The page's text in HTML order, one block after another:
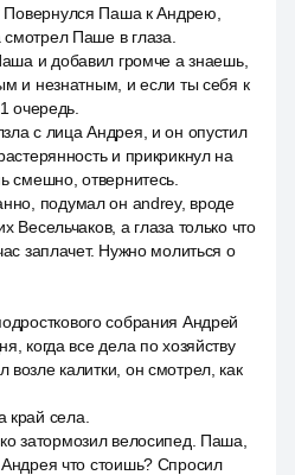
Повернулся Паша к Андрею,
Паше в глаза.
и добавил громче а знаешь,
и незнатным, и если ты себя к
очередь.
с лица Андрея, и он опустил
и прикрикнул на
смешно, отвернитесь.
подумал он andrey, вроде
Весельчаков, а глаза только что
заплачет. Нужно молиться о
собрания Андрей
когда все дела по хозяйству
калитки, он смотрел, как
села.
затормозил велосипед. Паша,
что стоишь? Спросил